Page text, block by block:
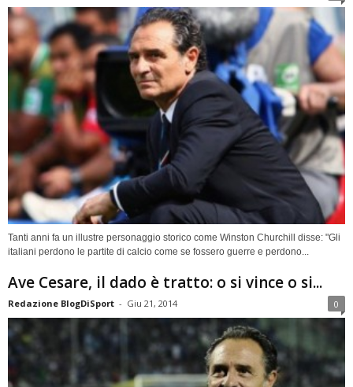
Tanti anni fa un illustre personaggio storico come Winston Churchill disse: "Gli
italiani perdono le partite di calcio come se fossero guerre e perdono...
Ave Cesare, il dado è tratto: o si vince o si...
Redazione BlogDiSport - Giu 21, 2014 0